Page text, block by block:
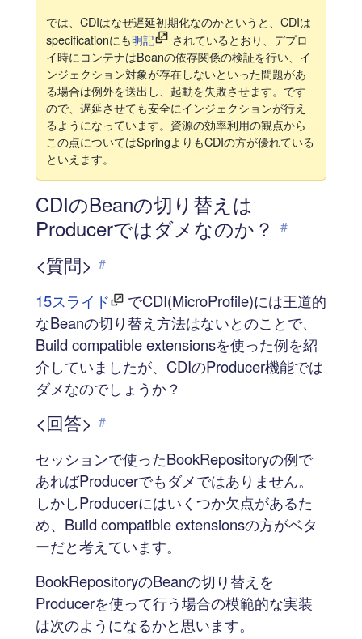
では、CDIはなぜ遅延初期化なのかというと、CDIは
specificationにも明記
されているとおり、デプロ
イ時にコンテナはBeanの依存関係の検証を行い、イ
ンジェクション対象が存在しないといった問題があ
る場合は例外を送出し、起動を失敗させます。です
ので、遅延させても安全にインジェクションが行え
るようになっています。資源の効率利用の観点から
この点についてはSpringよりもCDIの方が優れている
といえます。
CDIのBeanの切り替えは
Producerではダメなのか？
#
<質問> #
15スライド
でCDI(MicroProfile)には王道的
なBeanの切り替え方法はないとのことで、
Build compatible extensionsを使った例を紹
介していましたが、CDIのProducer機能では
ダメなのでしょうか？
<回答> #
セッションで使ったBookRepositoryの例で
あればProducerでもダメではありません。
しかしProducerにはいくつか欠点があるた
め、Build compatible extensionsの方がベタ
ーだと考えています。
BookRepositoryのBeanの切り替えを
Producerを使って行う場合の模範的な実装
は次のようになるかと思います。